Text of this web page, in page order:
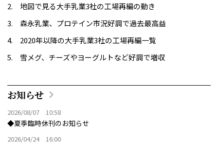
地図で見る大手乳業3社の工場再編の動き
森永乳業、プロテイン市況好調で過去最高益
2020年以降の大手乳業3社の工場再編一覧
雪メグ、チーズやヨーグルトなど好調で増収
お知らせ
2026/08/07 10:58
◆夏季臨時休刊のお知らせ
2026/04/24 16:00